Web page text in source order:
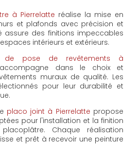
à Pierrelatte réalise la mise en
et plafonds avec précision et
assure des finitions impeccables
intérieurs et extérieurs.
de pose de revêtements à
dans le choix et
muraux de qualité. Les
pour leur durabilité et
placo joint à Pierrelatte propose
pour l'installation et la finition
Chaque réalisation
et prêt à recevoir une peinture